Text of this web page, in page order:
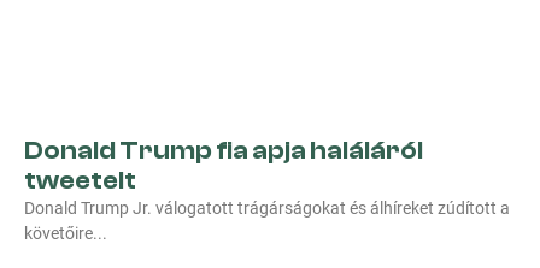
Donald Trump fia apja haláláról
tweetelt
Donald Trump Jr. válogatott trágárságokat és álhíreket zúdított a
követőire